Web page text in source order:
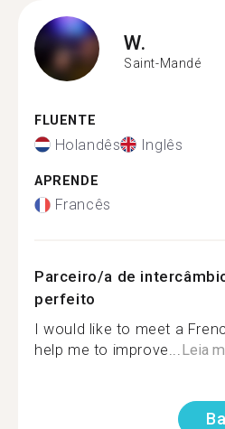
W.
Saint-Mandé
FLUENTE
Holandês Inglês
APRENDE
Francês
Parceiro/a de
perfeito
I would like to meet a
help me to improve...Leia